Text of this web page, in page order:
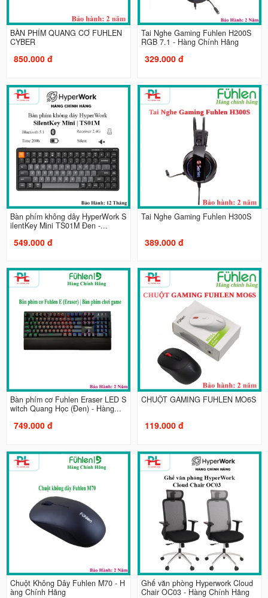
BÀN PHÍM QUANG CƠ FUHLEN
CYBER
850.000 đ
Tai Nghe Gaming Fuhlen H200S
RGB 7.1 - Hàng Chính Hãng
329.000 đ
Bàn phím không dây HyperWork S
ilentKey Mini TS01M Đen -...
549.000 đ
Tai Nghe Gaming Fuhlen H300S
389.000 đ
Bàn phím cơ Fuhlen Eraser LED S
witch Quang Học (Đen) - Hàng...
749.000 đ
CHUỘT GAMING FUHLEN MO6S
119.000 đ
Chuột Không Dây Fuhlen M70 - H
àng Chính Hãng
Ghế văn phòng Hyperwork Cloud
Chair OC03 - Hàng Chính Hãng